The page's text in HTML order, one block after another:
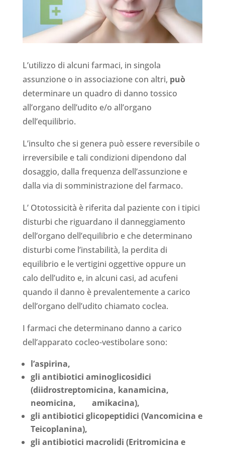
L’utilizzo di alcuni farmaci, in singola
assunzione o in associazione con altri, può
determinare un quadro di danno tossico
all’organo dell’udito e/o all’organo
dell’equilibrio.
L’insulto che si genera può essere reversibile o
irreversibile e tali condizioni dipendono dal
dosaggio, dalla frequenza dell’assunzione e
dalla via di somministrazione del farmaco.
L’ Ototossicità è riferita dal paziente con i tipici
disturbi che riguardano il danneggiamento
dell’organo dell’equilibrio e che determinano
disturbi come l’instabilità, la perdita di
equilibrio e le vertigini oggettive oppure un
calo dell’udito e, in alcuni casi, ad acufeni
quando il danno è prevalentemente a carico
dell’organo dell’udito chiamato coclea.
I farmaci che determinano danno a carico
dell’apparato cocleo-vestibolare sono:
l’aspirina,
gli antibiotici aminoglicosidici
(diidrostreptomicina, kanamicina,
neomicina, amikacina),
gli antibiotici glicopeptidici (Vancomicina e
Teicoplanina),
gli antibiotici macrolidi (Eritromicina e